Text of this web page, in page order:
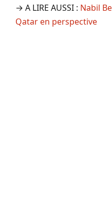
→ A LIRE AUSSI : Nabil
Qatar en perspective